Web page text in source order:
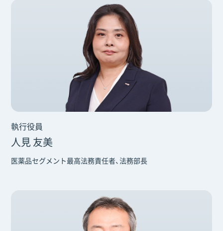
執行役員
人見 友美
医薬品セグメント最高法務責任者、法務部長